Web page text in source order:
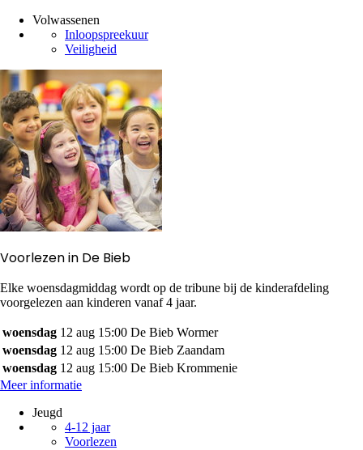
Volwassenen
Inloopspreekuur
Veiligheid
Voorlezen in De Bieb
Elke woensdagmiddag wordt op de tribune bij de kinderafdeling
voorgelezen aan kinderen vanaf 4 jaar.
woensdag 12 aug 15:00 De Bieb Wormer
woensdag 12 aug 15:00 De Bieb Zaandam
woensdag 12 aug 15:00 De Bieb Krommenie
Meer informatie
Jeugd
4-12 jaar
Voorlezen